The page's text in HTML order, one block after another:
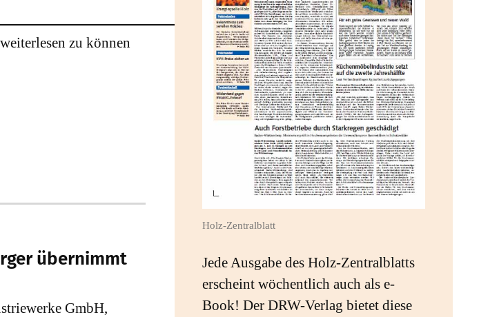
zu können
übernimmt
GmbH,
Holz-Zentralblatt
Jede Ausgabe des Holz-Zentralblatts
erscheint wöchentlich auch als e-
Book! Der DRW-Verlag bietet diese